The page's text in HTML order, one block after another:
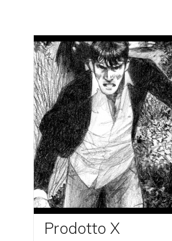
Prodotto X